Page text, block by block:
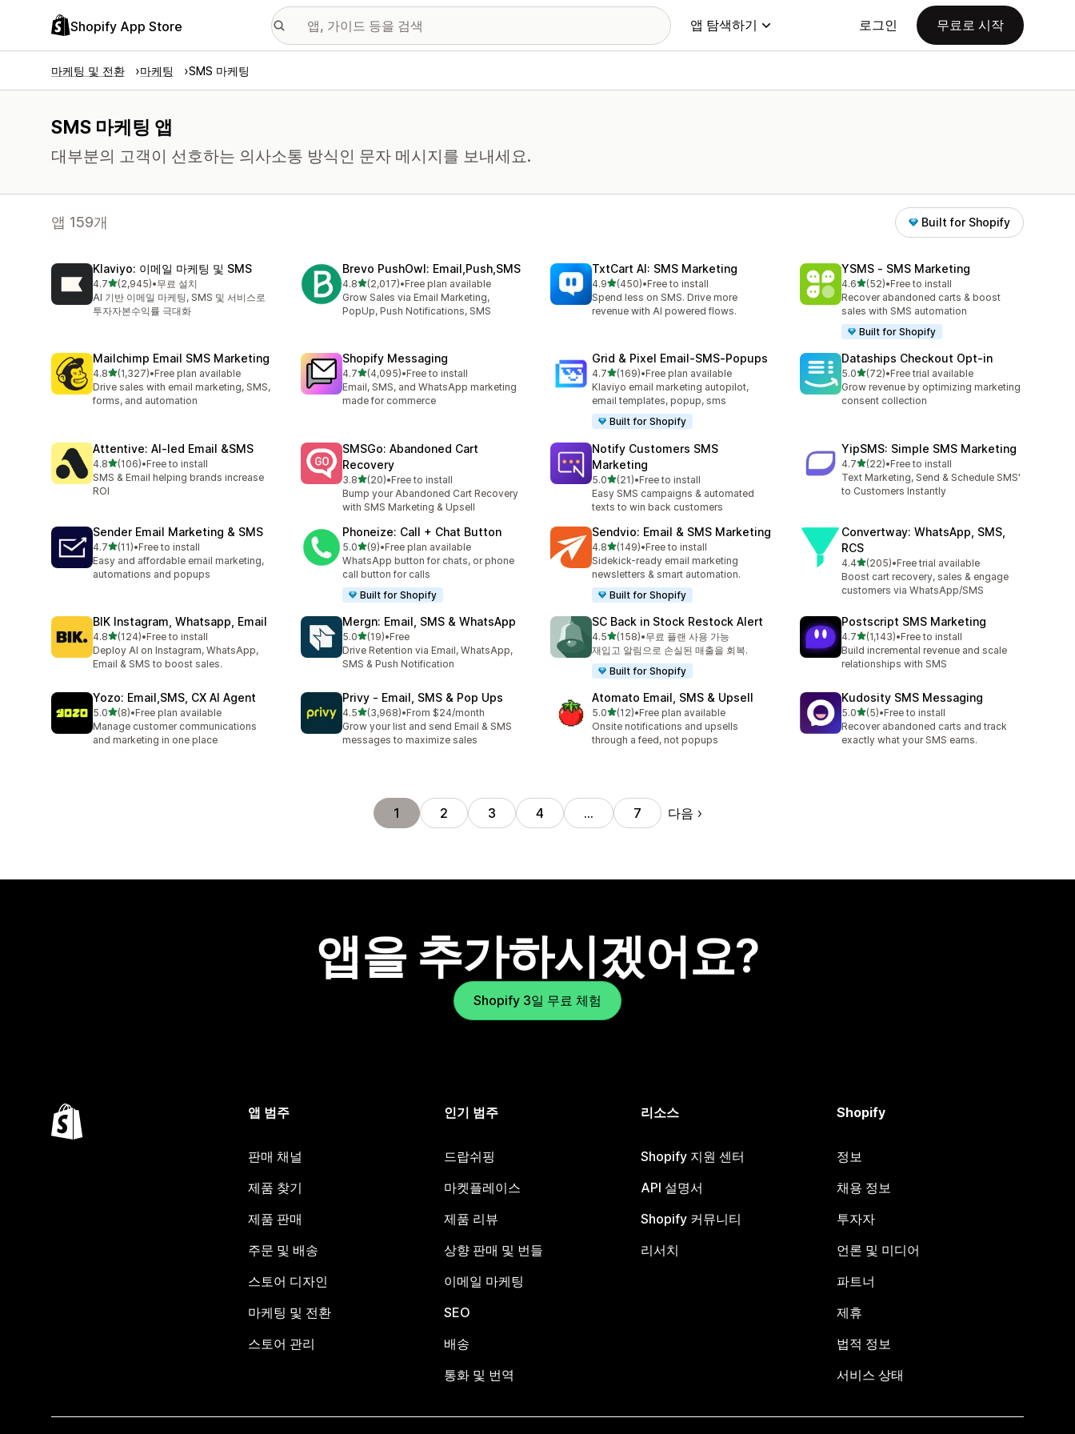
Shopify App Store 앱 탐색하기 로그인 무료로 시작
마케팅 및 전환 마케팅 SMS 마케팅
SMS 마케팅 앱
대부분의 고객이 선호하는 의사소통 방식인 문자 메시지를 보내세요.
앱 159개 Built for Shopify
Klaviyo: 이메일 마케팅 및 SMS
4.7별 5개 중
(2,945)
총 리뷰 2945개
•무료 설치
AI 기반 이메일 마케팅, SMS 및 서비스로
투자자본수익률 극대화
Brevo PushOwl: Email,Push,SMS
4.8별 5개 중
(2,017)
총 리뷰 2017개
•Free plan available
Grow Sales via Email Marketing,
PopUp, Push Notifications, SMS
TxtCart AI: SMS Marketing
4.9별 5개 중
(450)
총 리뷰 450개
•Free to install
Spend less on SMS. Drive more
revenue with AI powered flows.
YSMS ‑ SMS Marketing
4.6별 5개 중
(52)
총 리뷰 52개
•Free to install
Recover abandoned carts & boost
sales with SMS automation
Built for Shopify
Mailchimp Email SMS Marketing
4.8별 5개 중
(1,327)
총 리뷰 1327개
•Free plan available
Drive sales with email marketing, SMS,
forms, and automation
Shopify Messaging
4.7별 5개 중
(4,095)
총 리뷰 4095개
•Free to install
Email, SMS, and WhatsApp marketing
made for commerce
Grid & Pixel Email‑SMS‑Popups
4.7별 5개 중
(169)
총 리뷰 169개
•Free plan available
Klaviyo email marketing autopilot,
email templates, popup, sms
Built for Shopify
Dataships Checkout Opt‑in
5.0별 5개 중
(72)
총 리뷰 72개
•Free trial available
Grow revenue by optimizing marketing
consent collection
Attentive: AI‑led Email &SMS
4.8별 5개 중
(106)
총 리뷰 106개
•Free to install
SMS & Email helping brands increase
ROI
SMSGo: Abandoned Cart
Recovery
3.8별 5개 중
(20)
총 리뷰 20개
•Free to install
Bump your Abandoned Cart Recovery
with SMS Marketing & Upsell
Notify Customers SMS
Marketing
5.0별 5개 중
(21)
총 리뷰 21개
•Free to install
Easy SMS campaigns & automated
texts to win back customers
YipSMS: Simple SMS Marketing
4.7별 5개 중
(22)
총 리뷰 22개
•Free to install
Text Marketing, Send & Schedule SMS'
to Customers Instantly
Sender Email Marketing & SMS
4.7별 5개 중
(11)
총 리뷰 11개
•Free to install
Easy and affordable email marketing,
automations and popups
Phoneize: Call + Chat Button
5.0별 5개 중
(9)
총 리뷰 9개
•Free plan available
WhatsApp button for chats, or phone
call button for calls
Built for Shopify
Sendvio: Email & SMS Marketing
4.8별 5개 중
(149)
총 리뷰 149개
•Free to install
Sidekick-ready email marketing
newsletters & smart automation.
Built for Shopify
Convertway: WhatsApp, SMS,
RCS
4.4별 5개 중
(205)
총 리뷰 205개
•Free trial available
Boost cart recovery, sales & engage
customers via WhatsApp/SMS
BIK Instagram, Whatsapp, Email
4.8별 5개 중
(124)
총 리뷰 124개
•Free to install
Deploy AI on Instagram, WhatsApp,
Email & SMS to boost sales.
Mergn: Email, SMS & WhatsApp
5.0별 5개 중
(19)
총 리뷰 19개
•Free
Drive Retention via Email, WhatsApp,
SMS & Push Notification
SC Back in Stock Restock Alert
4.5별 5개 중
(158)
총 리뷰 158개
•무료 플랜 사용 가능
재입고 알림으로 손실된 매출을 회복.
Built for Shopify
Postscript SMS Marketing
4.7별 5개 중
(1,143)
총 리뷰 1143개
•Free to install
Build incremental revenue and scale
relationships with SMS
Yozo: Email,SMS, CX AI Agent
5.0별 5개 중
(8)
총 리뷰 8개
•Free plan available
Manage customer communications
and marketing in one place
Privy ‑ Email, SMS & Pop Ups
4.5별 5개 중
(3,968)
총 리뷰 3968개
•From $24/month
Grow your list and send Email & SMS
messages to maximize sales
Atomato Email, SMS & Upsell
5.0별 5개 중
(12)
총 리뷰 12개
•Free plan available
Onsite notifications and upsells
through a feed, not popups
Kudosity SMS Messaging
5.0별 5개 중
(5)
총 리뷰 5개
•Free to install
Recover abandoned carts and track
exactly what your SMS earns.
1 2 3 4 … 7 다음
앱을 추가하시겠어요?
Shopify 3일 무료 체험
앱 범주
판매 채널
제품 찾기
제품 판매
주문 및 배송
스토어 디자인
마케팅 및 전환
스토어 관리
인기 범주
드랍쉬핑
마켓플레이스
제품 리뷰
상향 판매 및 번들
이메일 마케팅
SEO
배송
통화 및 번역
리소스
Shopify 지원 센터
API 설명서
Shopify 커뮤니티
리서치
Shopify
정보
채용 정보
투자자
언론 및 미디어
파트너
제휴
법적 정보
서비스 상태